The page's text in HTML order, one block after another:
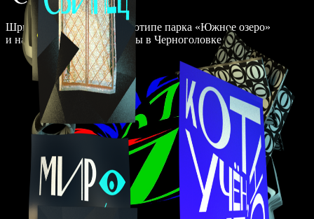
Шрифт используется в логотипе парка «Южное озеро»
и на вывеске Дома культуры в Черноголовке.